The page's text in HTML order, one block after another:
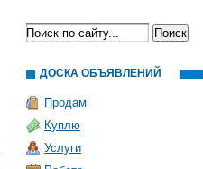
ДОСКА ОБЪЯВЛЕНИЙ
Продам
Куплю
Услуги